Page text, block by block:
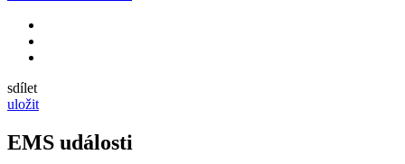
sdílet
uložit
EMS události